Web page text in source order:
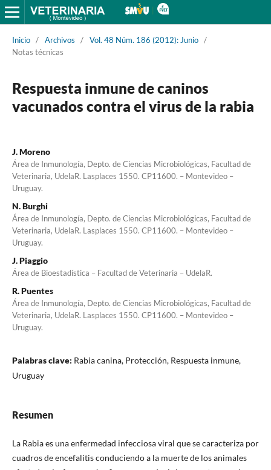
Inicio / Archivos / Vol. 48 Núm. 186 (2012): Junio /
Notas técnicas
Respuesta inmune de caninos
vacunados contra el virus de la rabia
J. Moreno
Área de Inmunología, Depto. de Ciencias Microbiológicas, Facultad de
Veterinaria, UdelaR. Lasplaces 1550. CP11600. – Montevideo –
Uruguay.
N. Burghi
Área de Inmunología, Depto. de Ciencias Microbiológicas, Facultad de
Veterinaria, UdelaR. Lasplaces 1550. CP11600. – Montevideo –
Uruguay.
J. Piaggio
Área de Bioestadística – Facultad de Veterinaria – UdelaR.
R. Puentes
Área de Inmunología, Depto. de Ciencias Microbiológicas, Facultad de
Veterinaria, UdelaR. Lasplaces 1550. CP11600. – Montevideo –
Uruguay.
Palabras clave: Rabia canina, Protección, Respuesta inmune,
Uruguay
Resumen
La Rabia es una enfermedad infecciosa viral que se caracteriza por
cuadros de encefalitis conduciendo a la muerte de los animales